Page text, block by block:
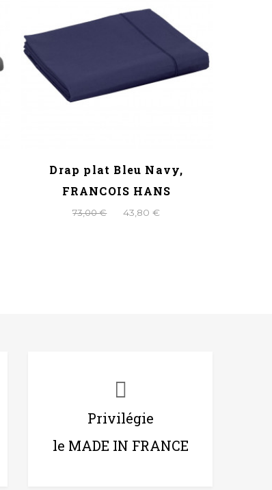
Drap plat Bleu Navy,
FRANCOIS HANS
73,00 € 43,80 €
Privilégie
le MADE IN FRANCE